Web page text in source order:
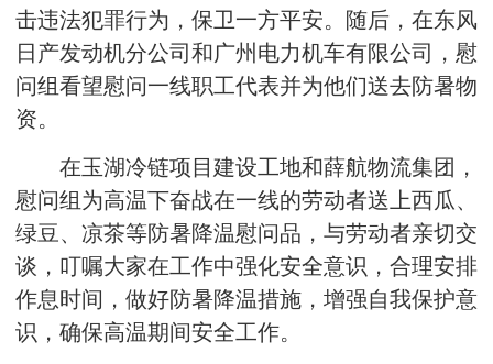
击违法犯罪行为，保卫一方平安。随后，在东风
日产发动机分公司和广州电力机车有限公司，慰
问组看望慰问一线职工代表并为他们送去防暑物
资。
在玉湖冷链项目建设工地和薛航物流集团，
慰问组为高温下奋战在一线的劳动者送上西瓜、
绿豆、凉茶等防暑降温慰问品，与劳动者亲切交
谈，叮嘱大家在工作中强化安全意识，合理安排
作息时间，做好防暑降温措施，增强自我保护意
识，确保高温期间安全工作。